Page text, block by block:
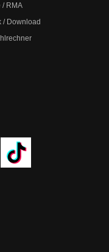
/ RMA
/ Download